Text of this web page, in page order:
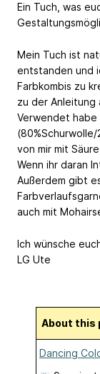
Ein Tuch, was
Mein Tuch ist
entstanden und
Farbkombis zu
zu der Anleitung
Verwendet habe
von mir mit
Wenn ihr daran
Außerdem gibt
auch mit
Ich wünsche
LG Ute
About
Dancing